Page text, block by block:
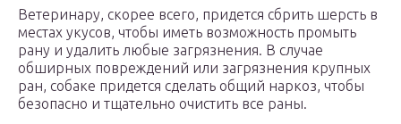
Ветеринару, скорее всего, придется сбрить шерсть в
местах укусов, чтобы иметь возможность промыть
рану и удалить любые загрязнения. В случае
обширных повреждений или загрязнения крупных
ран, собаке придется сделать общий наркоз, чтобы
безопасно и тщательно очистить все раны.